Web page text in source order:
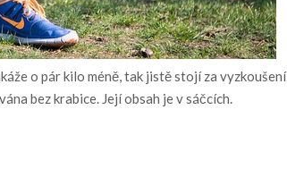
o pár kilo méně, tak jistě stojí za
bez krabice. Její obsah je v sáčcích.